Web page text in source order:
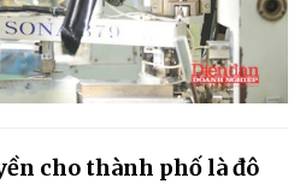
cho thành phố là đô